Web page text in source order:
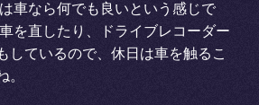
車なら何でも良いという感じで
を直したり、ドライブレコーダー
しているので、休日は車を触るこ
。